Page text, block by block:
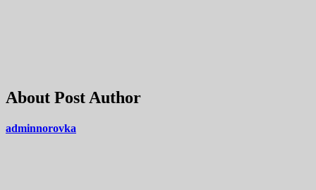
About Post Author
adminnorovka